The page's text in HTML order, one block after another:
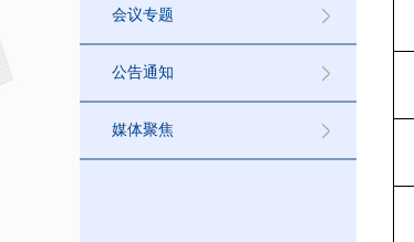
会议专题
公告通知
媒体聚焦